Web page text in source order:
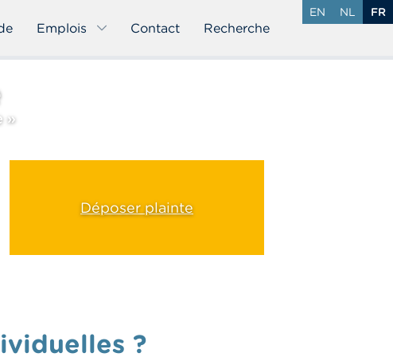
Emplois Contact Recherche
EN NL FR
»
Déposer plainte
?